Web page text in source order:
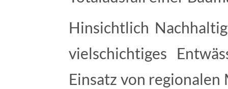
Hinsichtlich
vielschichtiges
Einsatz von